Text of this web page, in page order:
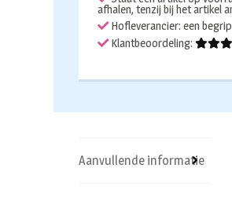
afhalen, tenzij bij het artikel
Hofleverancier: een
Klantbeoordeling:
Aanvullende informatie